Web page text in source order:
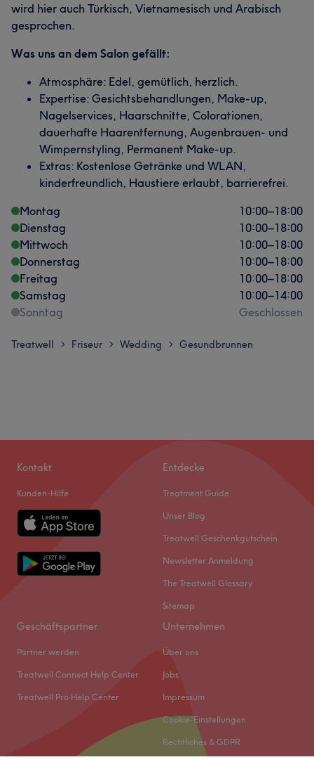
wird hier auch Türkisch, Vietnamesisch und Arabisch
gesprochen.
Was uns an dem Salon gefällt:
Atmosphäre: Edel, gemütlich, herzlich.
Expertise: Gesichtsbehandlungen, Make-up,
Nagelservices, Haarschnitte, Colorationen,
dauerhafte Haarentfernung, Augenbrauen- und
Wimpernstyling, Permanent Make-up.
Extras: Kostenlose Getränke und WLAN,
kinderfreundlich, Haustiere erlaubt, barrierefrei.
Montag
10:00–18:00
Dienstag
10:00–18:00
Mittwoch
10:00–18:00
Donnerstag
10:00–18:00
Freitag
10:00–18:00
Samstag
10:00–14:00
Sonntag
Geschlossen
Treatwell > Friseur > Wedding > Gesundbrunnen
Kontakt
Kunden-Hilfe
Entdecke
Treatment Guide
Unser Blog
Treatwell Geschenkgutschein
Newsletter Anmeldung
The Treatwell Glossary
Sitemap
Geschäftspartner
Partner werden
Treatwell Connect Help Center
Treatwell Pro Help Center
Unternehmen
Über uns
Jobs
Impressum
Cookie-Einstellungen
Rechtliches & GDPR